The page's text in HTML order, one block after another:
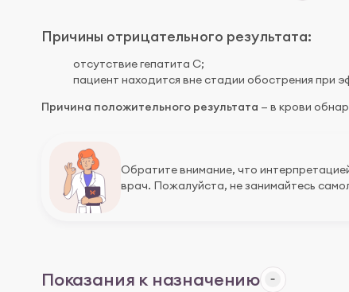
Причины отрицательного результата:
отсутствие гепатита C;
пациент находится вне стадии обострения при
Причина положительного результата — в крови
Обратите внимание, что
врач. Пожалуйста, не занимайтесь
Показания к назначению